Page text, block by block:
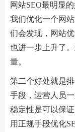
网站SEO最明显
我们优化一个网
们会发现，网站
也进一步上升了
量。
第二个好处就是
手段，运营人员
稳定性是可以保
用正规手段优化